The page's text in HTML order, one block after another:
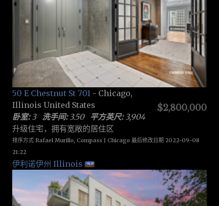
$2,800,000
50 E Chestnut St 701 - Chicago,
Illinois United States
卧室:3 洗手间:3.50 平方英尺:3,904
升级住宅，拥有宽敞的居住区
排序方式 Rafael Murillo, Compass | Chicago 最后修改日期 2022-09-08
21:22
伊利诺伊州 Illinois